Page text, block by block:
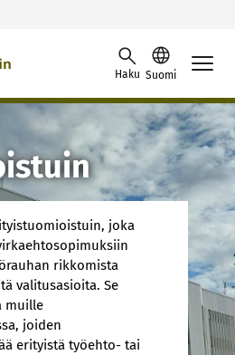
Haku Suomi
joka
rikkomista
valitusasioita. Se
muille
joiden
erityistä työehto- tai